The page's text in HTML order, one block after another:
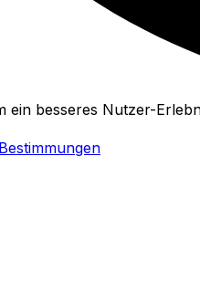
ein besseres Nutzer-